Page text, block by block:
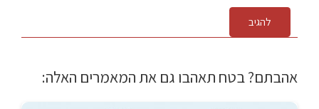
להגיב
אהבתם? בטח תאהבו גם את המאמרים האלה: